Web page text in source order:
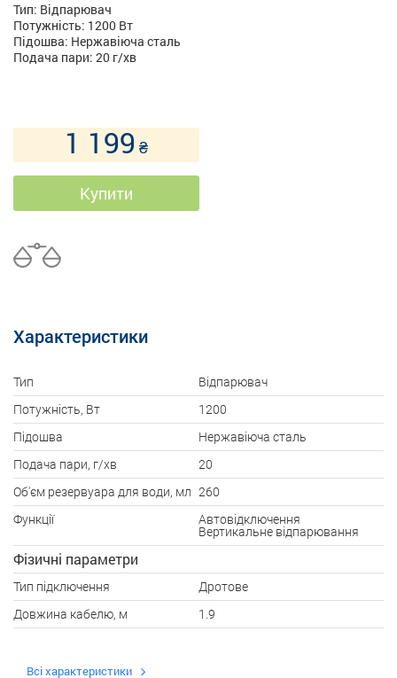
Тип: Відпарювач
Потужність: 1200 Вт
Підошва: Нержавіюча сталь
Подача пари: 20 г/хв
1 199 ₴
Купити
Характеристики
Тип
Відпарювач
Потужність, Вт
1200
Підошва
Нержавіюча сталь
Подача пари, г/хв
20
Об'єм резервуара для води, мл 260
Функції
Автовідключення
Вертикальне відпарювання
Фізичні параметри
Тип підключення
Дротове
Довжина кабелю, м
1.9
Всі характеристики